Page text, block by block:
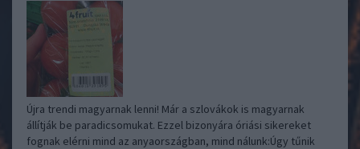
Újra trendi magyarnak lenni! Már a szlovákok is magyarnak
állítják be paradicsomukat. Ezzel bizonyára óriási sikereket
fognak elérni mind az anyaországban, mind nálunk:Úgy tűnik